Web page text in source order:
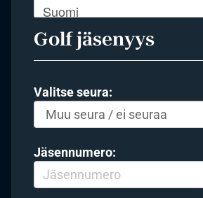
Suomi
Golf jäsenyys
Valitse seura:
Jäsennumero: